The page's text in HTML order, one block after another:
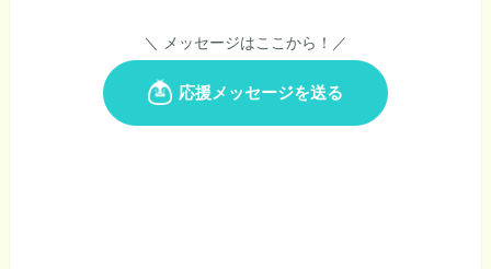
＼ メッセージはここから！／